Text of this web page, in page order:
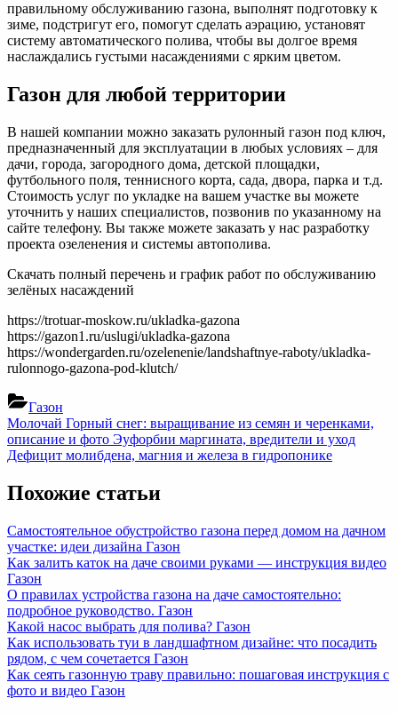
правильному обслуживанию газона, выполнят подготовку к
зиме, подстригут его, помогут сделать аэрацию, установят
систему автоматического полива, чтобы вы долгое время
наслаждались густыми насаждениями с ярким цветом.
Газон для любой территории
В нашей компании можно заказать рулонный газон под ключ,
предназначенный для эксплуатации в любых условиях – для
дачи, города, загородного дома, детской площадки,
футбольного поля, теннисного корта, сада, двора, парка и т.д.
Стоимость услуг по укладке на вашем участке вы можете
уточнить у наших специалистов, позвонив по указанному на
сайте телефону. Вы также можете заказать у нас разработку
проекта озеленения и системы автополива.
Скачать полный перечень и график работ по обслуживанию
зелёных насаждений
https://trotuar-moskow.ru/ukladka-gazona
https://gazon1.ru/uslugi/ukladka-gazona
https://wondergarden.ru/ozelenenie/landshaftnye-raboty/ukladka-
rulonnogo-gazona-pod-klutch/
Газон
Навигация
по
Previous
Post:
Молочай Горный снег: выращивание из семян и черенками,
описание и фото Эуфорбии маргината, вредители и уход
Next
Дефицит молибдена, магния и железа в гидропонике
Похожие статьи
Самостоятельное обустройство газона перед домом на дачном
участке: идеи дизайна Газон
Как залить каток на даче своими руками — инструкция видео
Газон
О правилах устройства газона на даче самостоятельно:
подробное руководство. Газон
Какой насос выбрать для полива? Газон
Как использовать туи в ландшафтном дизайне: что посадить
рядом, с чем сочетается Газон
Как сеять газонную траву правильно: пошаговая инструкция с
фото и видео Газон